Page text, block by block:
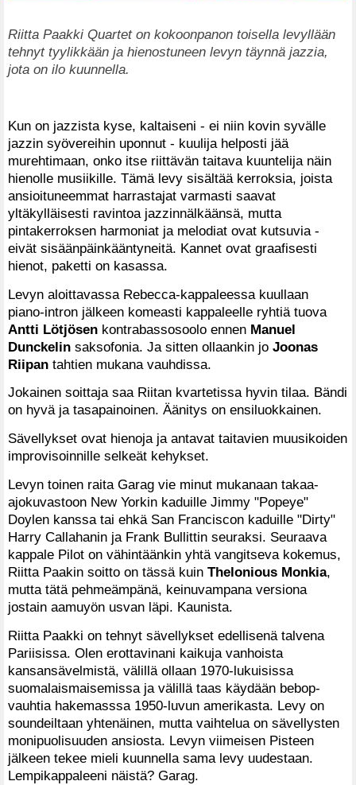
Riitta Paakki Quartet on kokoonpanon toisella levyllään
tehnyt tyylikkään ja hienostuneen levyn täynnä jazzia,
jota on ilo kuunnella.
Kun on jazzista kyse, kaltaiseni - ei niin kovin syvälle
jazzin syövereihin uponnut - kuulija helposti jää
murehtimaan, onko itse riittävän taitava kuuntelija näin
hienolle musiikille. Tämä levy sisältää kerroksia, joista
ansioituneemmat harrastajat varmasti saavat
yltäkylläisesti ravintoa jazzinnälkäänsä, mutta
pintakerroksen harmoniat ja melodiat ovat kutsuvia -
eivät sisäänpäinkääntyneitä. Kannet ovat graafisesti
hienot, paketti on kasassa.
Levyn aloittavassa Rebecca-kappaleessa kuullaan
piano-intron jälkeen komeasti kappaleelle ryhtiä tuova
Antti Lötjösen kontrabassosoolo ennen Manuel
Dunckelin saksofonia. Ja sitten ollaankin jo Joonas
Riipan tahtien mukana vauhdissa.
Jokainen soittaja saa Riitan kvartetissa hyvin tilaa. Bändi
on hyvä ja tasapainoinen. Äänitys on ensiluokkainen.
Sävellykset ovat hienoja ja antavat taitavien muusikoiden
improvisoinnille selkeät kehykset.
Levyn toinen raita Garag vie minut mukanaan takaa-
ajokuvastoon New Yorkin kaduille Jimmy "Popeye"
Doylen kanssa tai ehkä San Franciscon kaduille "Dirty"
Harry Callahanin ja Frank Bullittin seuraksi. Seuraava
kappale Pilot on vähintäänkin yhtä vangitseva kokemus,
Riitta Paakin soitto on tässä kuin Thelonious Monkia,
mutta tätä pehmeämpänä, keinuvampana versiona
jostain aamuyön usvan läpi. Kaunista.
Riitta Paakki on tehnyt sävellykset edellisenä talvena
Pariisissa. Olen erottavinani kaikuja vanhoista
kansansävelmistä, välillä ollaan 1970-lukuisissa
suomalaismaisemissa ja välillä taas käydään bebop-
vauhtia hakemasssa 1950-luvun amerikasta. Levy on
soundeiltaan yhtenäinen, mutta vaihtelua on sävellysten
monipuolisuuden ansiosta. Levyn viimeisen Pisteen
jälkeen tekee mieli kuunnella sama levy uudestaan.
Lempikappaleeni näistä? Garag.